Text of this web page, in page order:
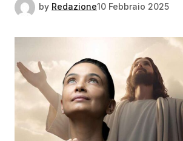
by Redazione10 Febbraio 2025